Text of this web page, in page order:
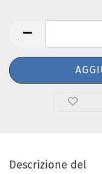
Descrizione del